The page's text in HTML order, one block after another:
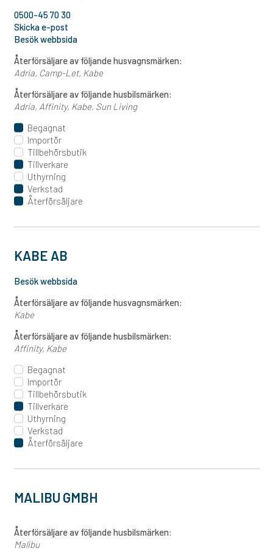
0500-45 70 30
Skicka e-post
Besök webbsida
Återförsäljare av följande husvagnsmärken:
Adria Camp-Let Kabe
Återförsäljare av följande husbilsmärken:
Adria Affinity Kabe Sun Living
Begagnat
Importör
Tillbehörsbutik
Tillverkare
Uthyrning
Verkstad
Återförsäljare
KABE AB
Besök webbsida
Återförsäljare av följande husvagnsmärken:
Kabe
Återförsäljare av följande husbilsmärken:
Affinity Kabe
Begagnat
Importör
Tillbehörsbutik
Tillverkare
Uthyrning
Verkstad
Återförsäljare
MALIBU GMBH
Återförsäljare av följande husbilsmärken:
Malibu